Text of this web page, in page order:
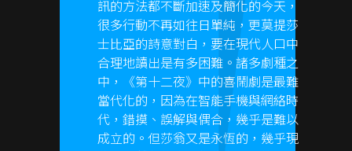
訊的方法都不斷加速及簡化的今天，
很多行動不再如往日單純，更莫提莎
士比亞的詩意對白，要在現代人口中
合理地讀出是有多困難。諸多劇種之
中，《第十二夜》中的喜鬧劇是最難
當代化的，因為在智能手機與網絡時
代，錯摸、誤解與偶合，幾乎是難以
成立的。但莎翁又是永恆的，幾乎現